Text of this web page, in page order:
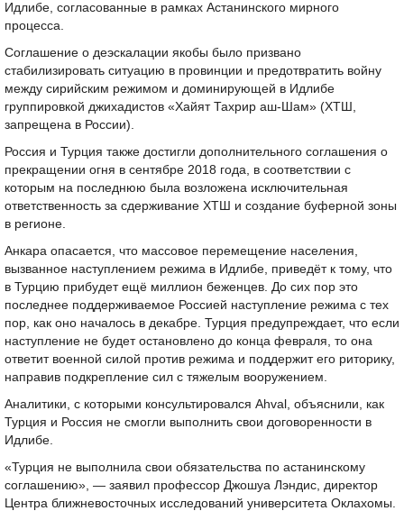
Идлибе, согласованные в рамках Астанинского мирного
процесса.
Соглашение о деэскалации якобы было призвано
стабилизировать ситуацию в провинции и предотвратить войну
между сирийским режимом и доминирующей в Идлибе
группировкой джихадистов «Хайят Тахрир аш-Шам» (ХТШ,
запрещена в России).
Россия и Турция также достигли дополнительного соглашения о
прекращении огня в сентябре 2018 года, в соответствии с
которым на последнюю была возложена исключительная
ответственность за сдерживание ХТШ и создание буферной зоны
в регионе.
Анкара опасается, что массовое перемещение населения,
вызванное наступлением режима в Идлибе, приведёт к тому, что
в Турцию прибудет ещё миллион беженцев. До сих пор это
последнее поддерживаемое Россией наступление режима с тех
пор, как оно началось в декабре. Турция предупреждает, что если
наступление не будет остановлено до конца февраля, то она
ответит военной силой против режима и поддержит его риторику,
направив подкрепление сил с тяжелым вооружением.
Аналитики, с которыми консультировался Ahval, объяснили, как
Турция и Россия не смогли выполнить свои договоренности в
Идлибе.
«Турция не выполнила свои обязательства по астанинскому
соглашению», — заявил профессор Джошуа Лэндис, директор
Центра ближневосточных исследований университета Оклахомы.